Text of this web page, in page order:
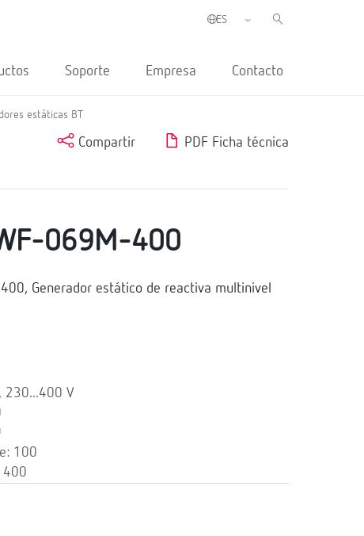
Soporte Empresa Contacto
estáticas BT
Compartir PDF Ficha técnica
069M-400
Generador estático de reactiva multinivel
230...400 V
100
400